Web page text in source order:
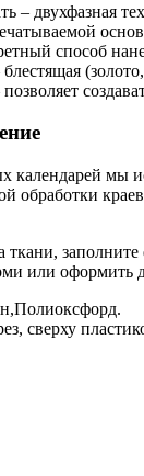
– двухфазная
способ
календарей мы
обработки
ткани,
или оформить
сверху